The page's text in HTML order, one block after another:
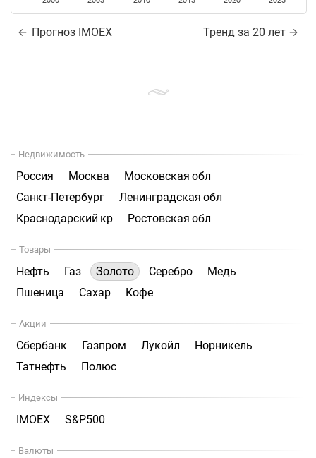
Прогноз IMOEX Тренд за 20 лет
Недвижимость
Россия Москва
Московская обл
Санкт-Петербург
Ленинградская обл
Краснодарский кр
Ростовская обл
Товары
Нефть Газ Золото Серебро
Медь
Пшеница
Сахар Кофе
Акции
Сбербанк Газпром Лукойл
Норникель
Татнефть
Полюс
Индексы
IMOEX S&P500
Валюты